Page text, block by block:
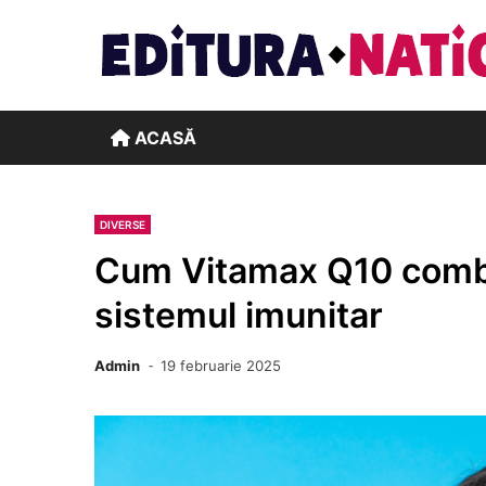
ACASĂ
DIVERSE
Cum Vitamax Q10
sistemul imunitar
Admin 19 februarie 2025